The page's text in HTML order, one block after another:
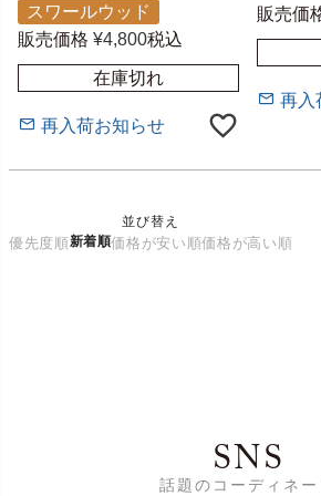
スワールウッド
販売価格 ¥4,800税込
在庫切れ
再入荷お知らせ
販売価
再入
並び替え
優先度順新着順価格が安い順価格が高い順
SNS
話題のコーディネー